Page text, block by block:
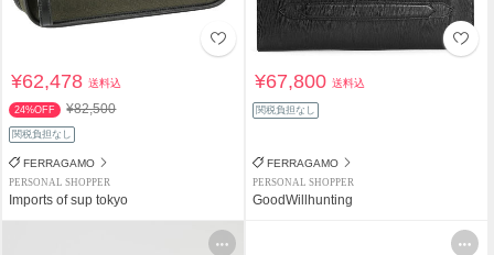
¥62,478送料込
24%OFF ¥82,500
関税負担なし
FERRAGAMO
PERSONAL SHOPPER
Imports of sup tokyo
¥67,800送料込
関税負担なし
FERRAGAMO
PERSONAL SHOPPER
GoodWillhunting